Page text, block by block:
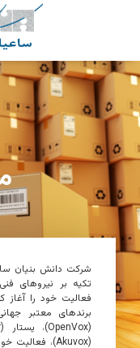
ش
رکت ساعیان ارتباط آینده پیشرو یکپارچگی و امنیت در ارتباط
شرکت دانش بنیان
تکیه بر نیروهای
فعالیت خود را آغاز
برندهای معتبر
(
OpenVox)، یستار (
(
Akuvox